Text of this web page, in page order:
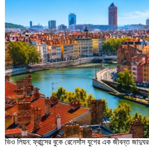
ভিও লিয়ন: ফ্রান্সের বুকে রেনেসাঁস যুগের এক জীবন্ত জাদুঘর